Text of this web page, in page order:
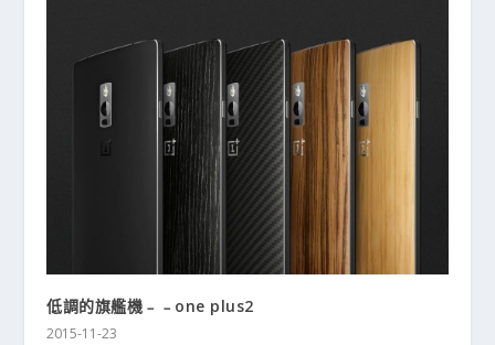
低調的旗艦機﹣﹣one plus2
2015-11-23